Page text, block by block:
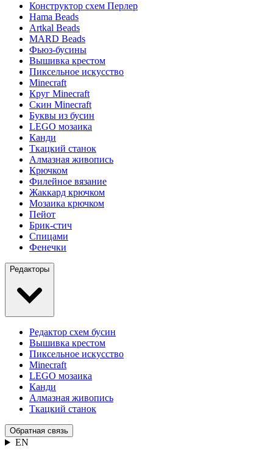
Конструктор схем Перлер
Hama Beads
Artkal Beads
MARD Beads
Фьюз-бусины
Вышивка крестом
Пиксельное искусство
Minecraft
Круг Minecraft
Скин Minecraft
Буквы из бусин
LEGO мозаика
Канди
Ткацкий станок
Алмазная живопись
Крючком
Филейное вязание
Жаккард крючком
Мозаика крючком
Пейот
Брик-стич
Спицами
Фенечки
Редакторы
Редактор схем бусин
Вышивка крестом
Пиксельное искусство
Minecraft
LEGO мозаика
Канди
Алмазная живопись
Ткацкий станок
Обратная связь
EN